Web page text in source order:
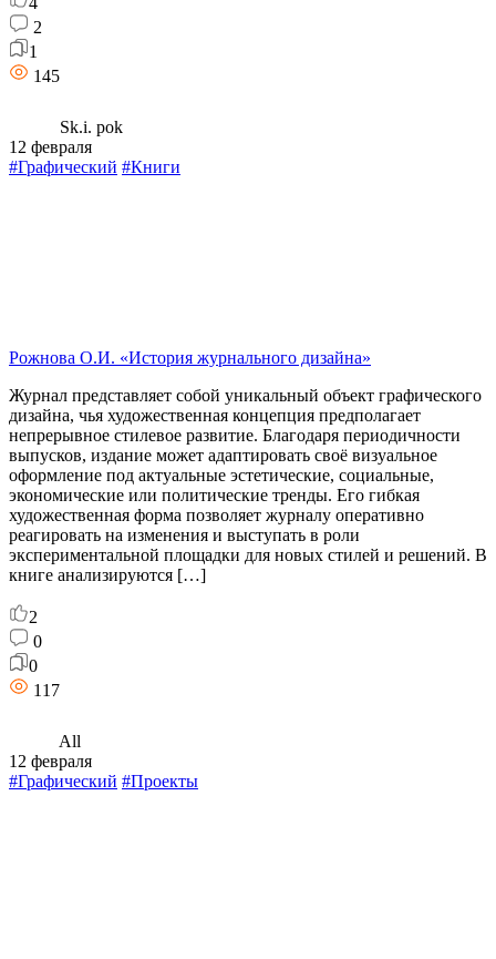
2
1
145
Sk.i. pok
12 февраля
#Графический #Книги
Рожнова О.И. «История журнального дизайна»
Журнал представляет собой уникальный объект графического
дизайна, чья художественная концепция предполагает
непрерывное стилевое развитие. Благодаря периодичности
выпусков, издание может адаптировать своё визуальное
оформление под актуальные эстетические, социальные,
экономические или политические тренды. Его гибкая
художественная форма позволяет журналу оперативно
реагировать на изменения и выступать в роли
экспериментальной площадки для новых стилей и решений. В
книге анализируются […]
2
0
0
117
All
12 февраля
#Графический #Проекты